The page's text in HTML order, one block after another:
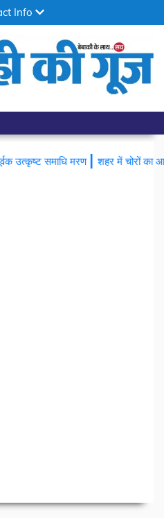
Info
|शहर में चोरों का आतंक, तीन घरों के